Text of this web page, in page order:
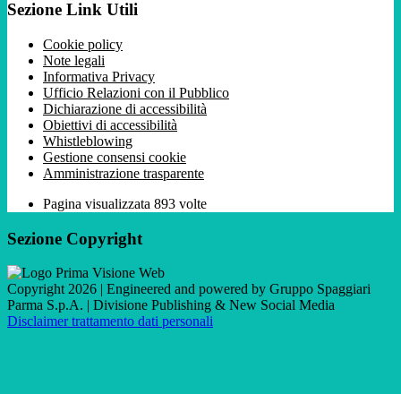
Sezione Link Utili
Cookie policy
Note legali
Informativa Privacy
Ufficio Relazioni con il Pubblico
Dichiarazione di accessibilità
Obiettivi di accessibilità
Whistleblowing
Gestione consensi cookie
Amministrazione trasparente
Pagina visualizzata 893 volte
Sezione Copyright
Copyright 2026 | Engineered and powered by Gruppo Spaggiari
Parma S.p.A. | Divisione Publishing & New Social Media
Disclaimer trattamento dati personali